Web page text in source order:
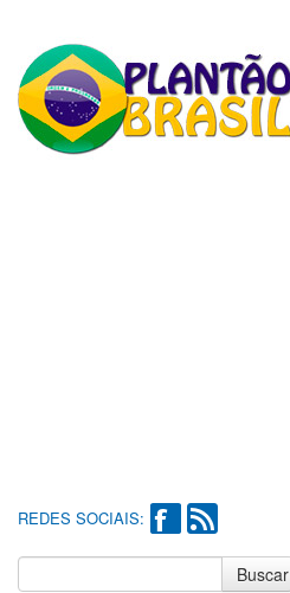
REDES SOCIAIS:
Buscar